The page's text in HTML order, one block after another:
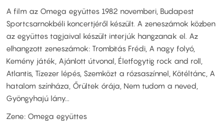
A film az Omega együttes 1982 novemberi, Budapest
Sportcsarnokbéli koncertjéről készült. A zeneszámok közben
az együttes tagjaival készült interjúk hangzanak el. Az
elhangzott zeneszámok: Trombitás Frédi, A nagy folyó,
Kemény játék, Ajánlott útvonal, Életfogytig rock and roll,
Atlantis, Tízezer lépés, Szemközt a rózsaszínnel, Kötéltánc, A
hatalom színháza, Őrültek órája, Nem tudom a neved,
Gyöngyhajú lány...
Zene: Omega együttes